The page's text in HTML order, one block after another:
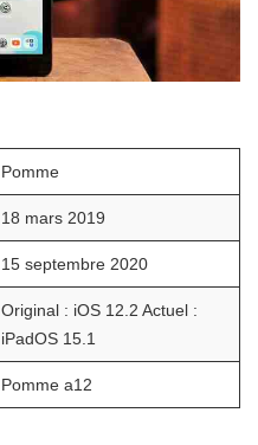
Pomme
18 mars 2019
15 septembre 2020
Original : iOS 12.2 Actuel :
iPadOS 15.1
Pomme a12